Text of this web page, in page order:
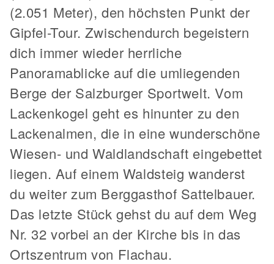
(2.051 Meter), den höchsten Punkt der
Gipfel-Tour. Zwischendurch begeistern
dich immer wieder herrliche
Panoramablicke auf die umliegenden
Berge der Salzburger Sportwelt. Vom
Lackenkogel geht es hinunter zu den
Lackenalmen, die in eine wunderschöne
Wiesen- und Waldlandschaft eingebettet
liegen. Auf einem Waldsteig wanderst
du weiter zum Berggasthof Sattelbauer.
Das letzte Stück gehst du auf dem Weg
Nr. 32 vorbei an der Kirche bis in das
Ortszentrum von Flachau.